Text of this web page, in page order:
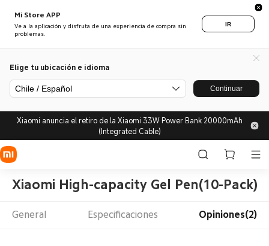
Mi Store APP
Ve a la aplicación y disfruta de una experiencia de compra sin
problemas.
IR
Elige tu ubicación e idioma
Chile / Español Continuar
Xiaomi anuncia el retiro de la Xiaomi 33W Power Bank 20000mAh
(Integrated Cable)
Xiaomi High-capacity Gel Pen(10-Pack)
General Especificaciones Opiniones(2)